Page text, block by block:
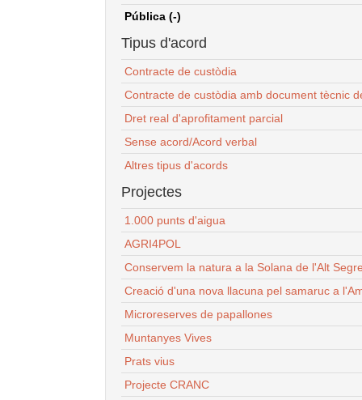
Pública (-)
Tipus d'acord
Contracte de custòdia
Contracte de custòdia amb document tècnic
Dret real d'aprofitament parcial
Sense acord/Acord verbal
Altres tipus d'acords
Projectes
1.000 punts d'aigua
AGRI4POL
Conservem la natura a la Solana de l'Alt
Creació d'una nova llacuna pel samaruc a
Microreserves de papallones
Muntanyes Vives
Prats vius
Projecte CRANC